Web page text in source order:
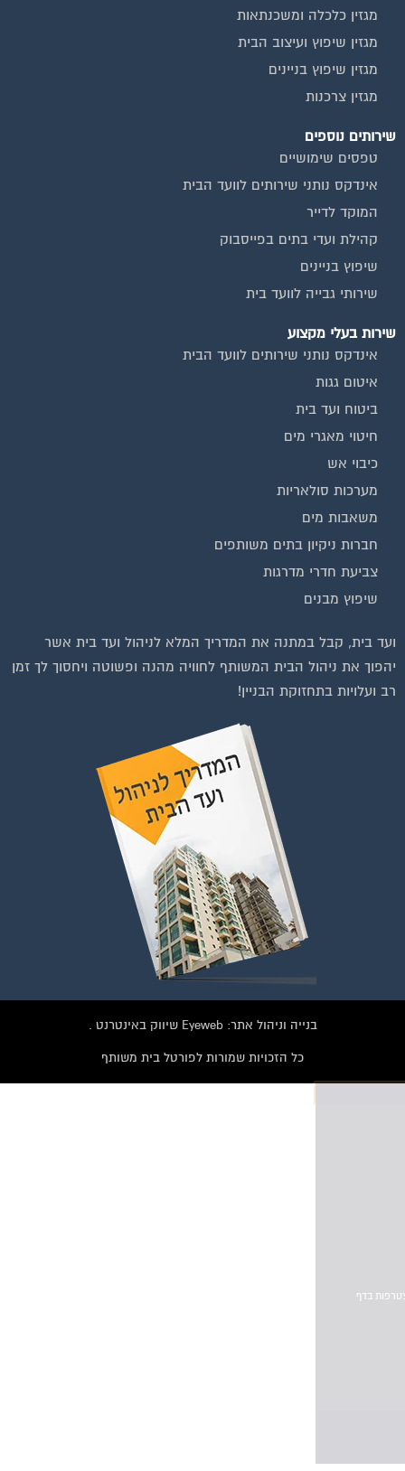
מגזין כלכלה ומשכנתאות
מגזין שיפוץ ועיצוב הבית
מגזין שיפוץ בניינים
מגזין צרכנות
שירותים נוספים
טפסים שימושיים
אינדקס נותני שירותים לוועד הבית
המוקד לדייר
קהילת ועדי בתים בפייסבוק
שיפוץ בניינים
שירותי גבייה לוועד בית
שירות בעלי מקצוע
אינדקס נותני שירותים לוועד הבית
איטום גגות
ביטוח ועד בית
חיטוי מאגרי מים
כיבוי אש
מערכות סולאריות
משאבות מים
חברות ניקיון בתים משותפים
צביעת חדרי מדרגות
שיפוץ מבנים
ועד בית, קבל במתנה את המדריך המלא לניהול ועד בית אשר
יהפוך את ניהול הבית המשותף לחוויה מהנה ופשוטה ויחסוך לך זמן
רב ועלויות בתחזוקת הבניין!
בנייה וניהול אתר: Eyeweb שיווק באינטרנט .
כל הזכויות שמורות לפורטל בית משותף
וועדי בתים ודיירים
הצטרפו עכשיו לקבוצת
הפייסבוק הגדולה בישראל
הנותנת מענה לבעיות
הדיור בבית המשותף!!!
להצטרפות לחצו על התמונה או על הכפתור ושלחו בקשת הצטרפות בדף
לחץ למעבר לקבוצה